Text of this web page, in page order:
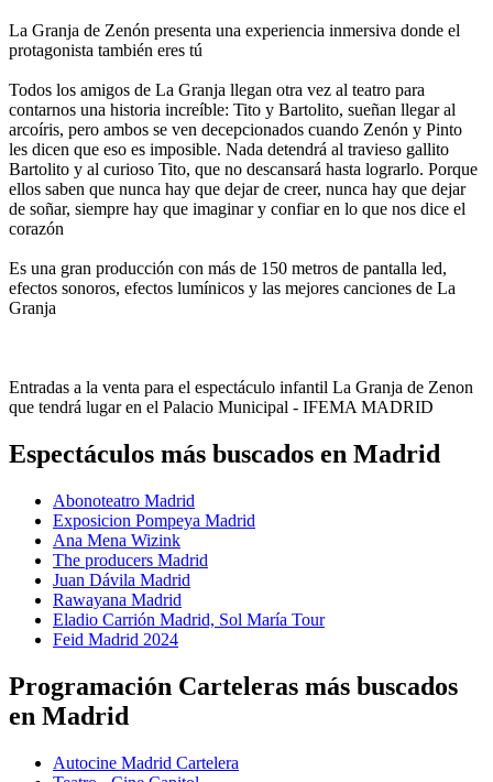
La Granja de Zenón presenta una experiencia inmersiva donde el
protagonista también eres tú
Todos los amigos de La Granja llegan otra vez al teatro para
contarnos una historia increíble: Tito y Bartolito, sueñan llegar al
arcoíris, pero ambos se ven decepcionados cuando Zenón y Pinto
les dicen que eso es imposible. Nada detendrá al travieso gallito
Bartolito y al curioso Tito, que no descansará hasta lograrlo. Porque
ellos saben que nunca hay que dejar de creer, nunca hay que dejar
de soñar, siempre hay que imaginar y confiar en lo que nos dice el
corazón
Es una gran producción con más de 150 metros de pantalla led,
efectos sonoros, efectos lumínicos y las mejores canciones de La
Granja
Entradas a la venta para el espectáculo infantil La Granja de Zenon
que tendrá lugar en el Palacio Municipal - IFEMA MADRID
Espectáculos más buscados en Madrid
Abonoteatro Madrid
Exposicion Pompeya Madrid
Ana Mena Wizink
The producers Madrid
Juan Dávila Madrid
Rawayana Madrid
Eladio Carrión Madrid, Sol María Tour
Feid Madrid 2024
Programación Carteleras más buscados
en Madrid
Autocine Madrid Cartelera